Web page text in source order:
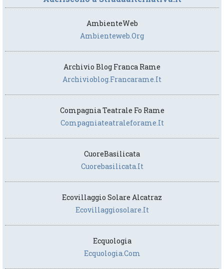
AmbienteWeb
Ambienteweb.org
Archivio Blog Franca Rame
Archivioblog.francarame.it
Compagnia Teatrale Fo Rame
Compagniateatraleforame.it
CuoreBasilicata
Cuorebasilicata.it
Ecovillaggio Solare Alcatraz
Ecovillaggiosolare.it
Ecquologia
Ecquologia.com